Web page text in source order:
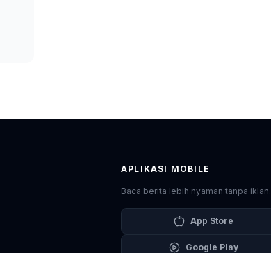
APLIKASI MOBILE
Baca berita lebih nyaman tanpa iklan.
App Store
Google Play